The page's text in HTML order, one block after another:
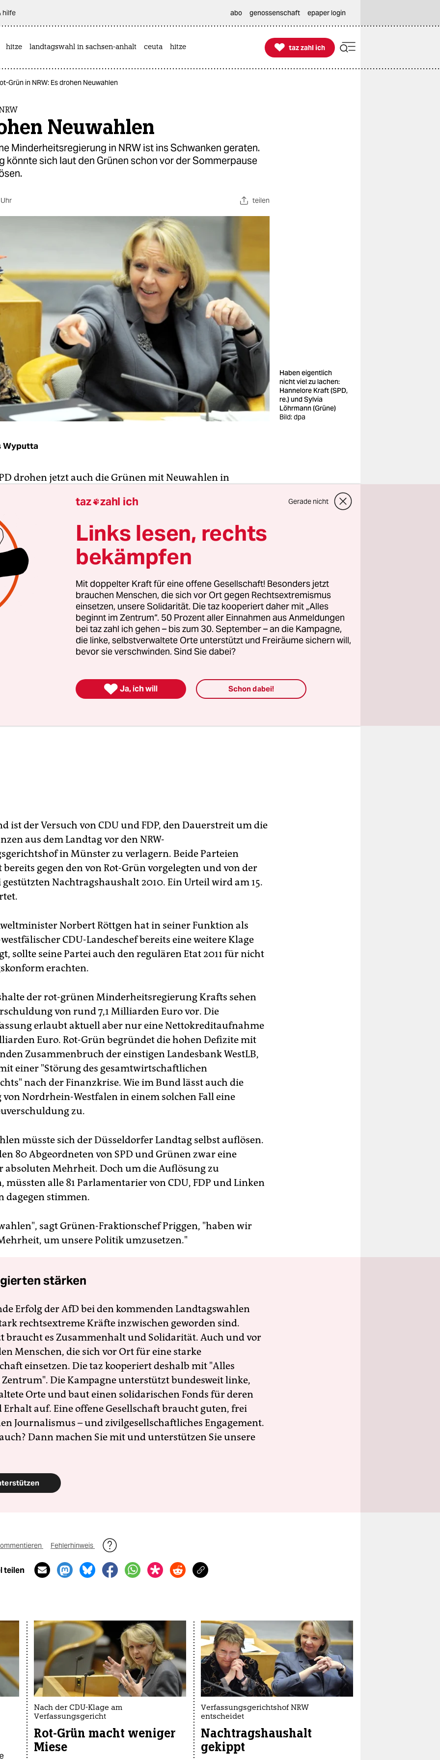
hilfe abo genossenschaft epaper login
hitze landtagswahl in sachsen-anhalt ceuta hitze 
taz zahl ich
taz zahl ich
Grün in NRW: Es drohen Neuwahlen
Neuwahlen
Minderheitsregierung in NRW ist ins Schwanken geraten.
könnte sich laut den Grünen schon vor der Sommerpause
teilen
Haben eigentlich
nicht viel zu lachen:
Hannelore Kraft (SPD,
re.) und Sylvia
Löhrmann (Grüne)
Bild: dpa
Wyputta
drohen jetzt auch die Grünen mit Neuwahlen in
Neuwahlen gibt", sagte der Fraktionsvorsitzende der
Düsseldorfer Landtag, Reiner Priggen, zur taz.
bereits Nordrhein-Westfalens SPD-Ministerpräsidentin
und ihr Fraktionschef Norbert Römer eine Auflösung
und erneute Wahlen ins Gespräch gebracht, sollte die
angekündigt auch gegen den regulären
2011 Verfassungsklage einlegen. Notfalls müssten die
"wie es politisch weitergehen soll", sagte Kraft.
ist der Versuch von CDU und FDP, den Dauerstreit um die
aus dem Landtag vor den NRW-
in Münster zu verlagern. Beide Parteien
gegen den von Rot-Grün vorgelegten und von der
Nachtragshaushalt 2010. Ein Urteil wird am 15.
Norbert Röttgen hat in seiner Funktion als
CDU-Landeschef bereits eine weitere Klage
sollte seine Partei auch den regulären Etat 2011 für nicht
erachten.
der rot-grünen Minderheitsregierung Krafts sehen
von rund 7,1 Milliarden Euro vor. Die
erlaubt aktuell aber nur eine Nettokreditaufnahme
Euro. Rot-Grün begründet die hohen Defizite mit
Zusammenbruch der einstigen Landesbank WestLB,
einer "Störung des gesamtwirtschaftlichen
nach der Finanzkrise. Wie im Bund lässt auch die
von Nordrhein-Westfalen in einem solchen Fall eine
zu.
müsste sich der Düsseldorfer Landtag selbst auflösen.
80 Abgeordneten von SPD und Grünen zwar eine
absoluten Mehrheit. Doch um die Auflösung zu
müssten alle 81 Parlamentarier von CDU, FDP und Linken
dagegen stimmen.
sagt Grünen-Fraktionschef Priggen, "haben wir
um unsere Politik umzusetzen."
stärken
Erfolg der AfD bei den kommenden Landtagswahlen
rechtsextreme Kräfte inzwischen geworden sind.
braucht es Zusammenhalt und Solidarität. Auch und vor
Menschen, die sich vor Ort für eine starke
einsetzen. Die taz kooperiert deshalb mit "Alles
Die Kampagne unterstützt bundesweit linke,
Orte und baut einen solidarischen Fonds für deren
Erhalt auf. Eine offene Gesellschaft braucht guten, frei
Journalismus – und zivilgesellschaftliches Engagement.
Dann machen Sie mit und unterstützen Sie unsere
Fehlerhinweis
teilen
Nach der CDU-Klage am
Verfassungsgericht
Rot-Grün macht weniger
Miese
Verfassungsgerichtshof NRW
entscheidet
Nachtragshaushalt
gekippt
taz zahl ich Gerade nicht
Links lesen, rechts
bekämpfen
Mit doppelter Kraft für eine offene Gesellschaft! Besonders jetzt
brauchen Menschen, die sich vor Ort gegen Rechtsextremismus
einsetzen, unsere Solidarität. Die taz kooperiert daher mit „Alles
beginnt im Zentrum“. 50 Prozent aller Einnahmen aus Anmeldungen
bei taz zahl ich gehen – bis zum 30. September – an die Kampagne,
die linke, selbstverwaltete Orte unterstützt und Freiräume sichern will,
bevor sie verschwinden. Sind Sie dabei?
 Ja, ich will Schon dabei!